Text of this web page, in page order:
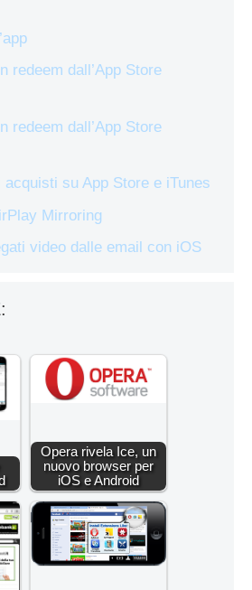
redeem dall’App Store
redeem dall’App Store
su App Store e iTunes
Mirroring
video dalle email con iOS
Opera rivela Ice, un
nuovo browser per
iOS e Android